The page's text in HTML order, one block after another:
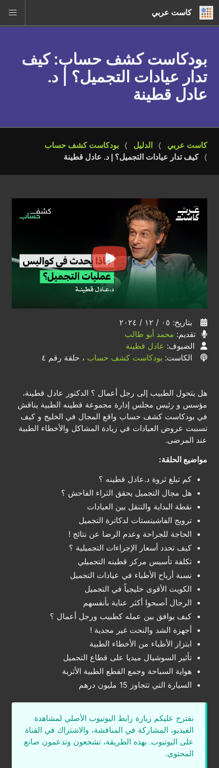
كاست عربي
بودكاست كشف حساب: كيف
تدار عيادات التجميل؟ | د.
عادل قطينة
كاست عربي الدليل
بودكاست كشف حساب
كيف تدار عيادات التجميل؟ | د. عادل قطينة
بتاريخ: ٠٥ / ١٢ / ٢٠٢٤
تقديم: محمد أبو طالب
الضيوف: عادل قطينة
الكاست: بودكاست كشف حساب ، حلقة رقم ٤
هل يتحول الطبيب إلى رجل أعمال ؟ الدكتور عادل قطينة،
مؤسس و رئيس مجلس إدارة مجموعة قطينه الطبية يناقش
في بودكاست كشف حساب واقع المجال في الخليج و كيف
تسببت عروض العيادات في زيادة المشاكل والأخطاء الطبية
عند المرضى.
مواضيع الحلقة:
كم تبلغ ثروة د.عادل قطينه ؟
هل مجال التجميل يحقق الثراء الفاحش ؟
نقطة البداية والتنقل بين العيادات
ترويج الفاشينستات لدكاترة التجميل
الحاجة للجراحة وعدم الرضا عن نتائج !
كيف تحدد أسعار الإجراءات التجميلية ؟
تكلفة تأسيس مركز قطينه التجميلي
نسبة أرباح الأطباء في عيادات التجميل
الكويت الأقوى خليجياً في التجميل
الرجال أصبحوا أكثر عناية بأنفسهم
كيف يوافق بين عمله كطبيب ورجل أعمال ؟
أجهزة الشد والنحت غير مجدية !
ابتزاز الأطباء من الأخطاء الطبية
تأثير السوشيال ميديا على قطاع التجميل
هواية السباحة وجمع القطع الطبية الأثرية
السيارة التي تتجاوز 15 مليون درهم
نقترح عليكم زيارة رابط اليوتيوب الأصلي لمشاهدة
الفيديو، المشاركة في المناقشة، والاشتراك في القناة
على اليوتيوب. بهذه الطريقة، تشجعون وتدعمون صانع
المحتوى.